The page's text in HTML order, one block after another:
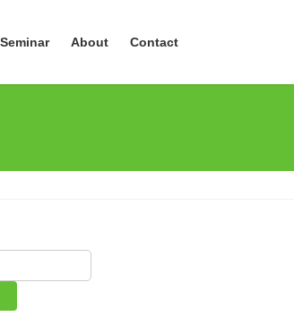
Seminar About Contact